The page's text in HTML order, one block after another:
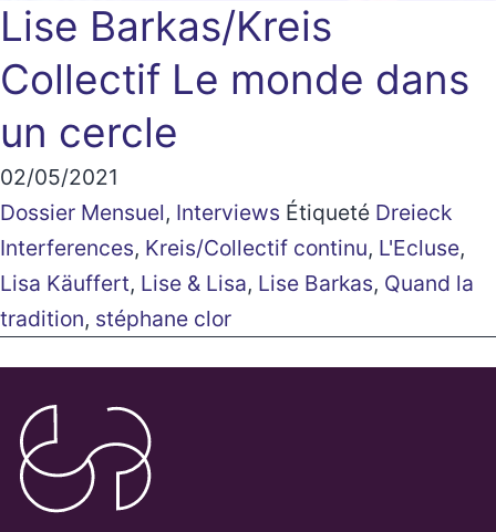
Lise Barkas/Kreis
Collectif Le monde dans
un cercle
02/05/2021
Dossier Mensuel, Interviews Étiqueté Dreieck
Interferences, Kreis/Collectif continu, L'Ecluse,
Lisa Käuffert, Lise & Lisa, Lise Barkas, Quand la
tradition, stéphane clor